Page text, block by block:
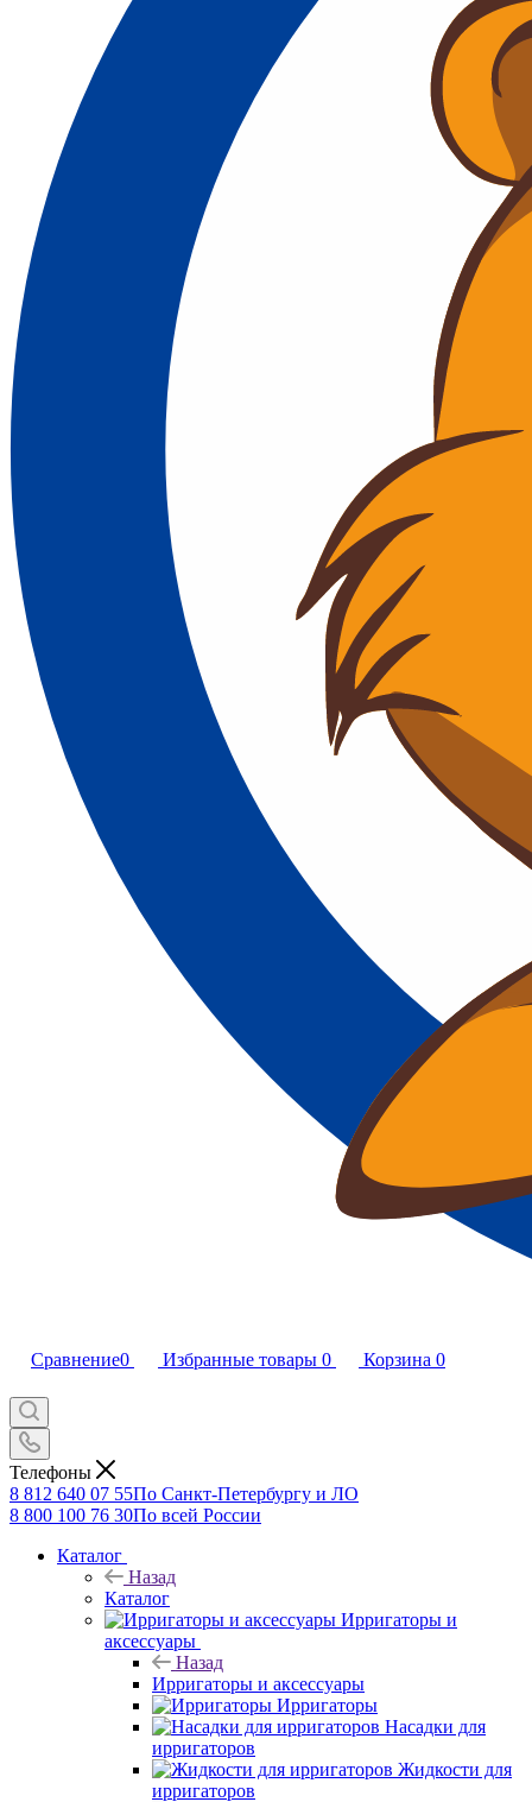
Сравнение0 Избранные товары 0 Корзина 0
Телефоны
8 812 640 07 55По Санкт-Петербургу и ЛО
8 800 100 76 30По всей России
Каталог
Назад
Каталог
Ирригаторы и
аксессуары
Назад
Ирригаторы и аксессуары
Ирригаторы
Насадки для
ирригаторов
Жидкости для
ирригаторов